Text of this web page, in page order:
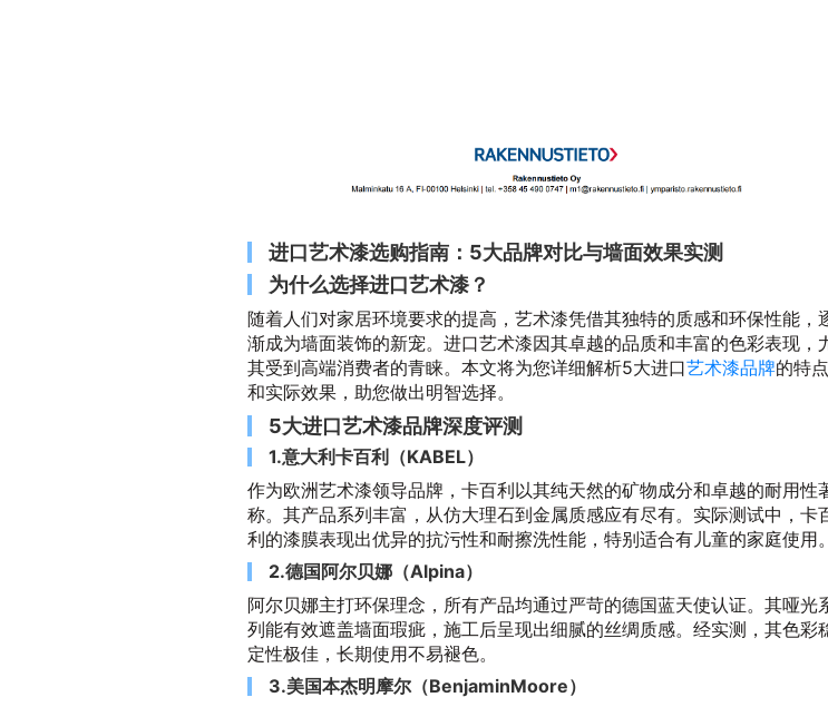
进口艺术漆选购指南：5大品牌对比与墙面效果实测
为什么选择进口艺术漆？
随着人们对家居环境要求的提高，艺术漆凭借其独特的质感和环保性能，
渐成为墙面装饰的新宠。进口艺术漆因其卓越的品质和丰富的色彩表现，
其受到高端消费者的青睐。本文将为您详细解析5大进口艺术漆品牌的特点
和实际效果，助您做出明智选择。
5大进口艺术漆品牌深度评测
1.意大利卡百利（KABEL）
作为欧洲艺术漆领导品牌，卡百利以其纯天然的矿物成分和卓越的耐用性
称。其产品系列丰富，从仿大理石到金属质感应有尽有。实际测试中，卡
利的漆膜表现出优异的抗污性和耐擦洗性能，特别适合有儿童的家庭使用。
2.德国阿尔贝娜（Alpina）
阿尔贝娜主打环保理念，所有产品均通过严苛的德国蓝天使认证。其哑光
列能有效遮盖墙面瑕疵，施工后呈现出细腻的丝绸质感。经实测，其色彩
定性极佳，长期使用不易褪色。
3.美国本杰明摩尔（BenjaminMoore）